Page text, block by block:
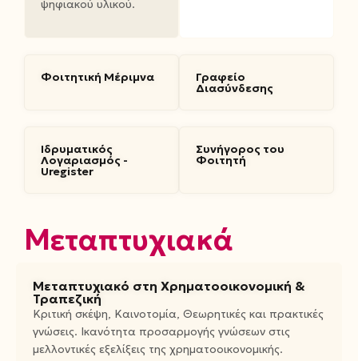
ψηφιακού υλικού.
Φοιτητική Μέριμνα Γραφείο
Διασύνδεσης
Ιδρυματικός
Λογαριασμός -
Uregister
Συνήγορος του
Φοιτητή
Μεταπτυχιακά
Μεταπτυχιακό στη Χρηματοοικονομική &
Τραπεζική
Κριτική σκέψη, Καινοτομία, Θεωρητικές και πρακτικές
γνώσεις. Ικανότητα προσαρμογής γνώσεων στις
μελλοντικές εξελίξεις της χρηματοοικονομικής.